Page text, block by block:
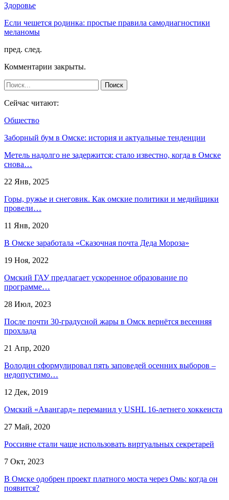
Здоровье
Если чешется родинка: простые правила самодиагностики
меланомы
пред. след.
Комментарии закрыты.
Сейчас читают:
Общество
Заборный бум в Омске: история и актуальные тенденции
Метель надолго не задержится: стало известно, когда в Омске
снова…
22 Янв, 2025
Горы, ружье и снеговик. Как омские политики и медийщики
провели…
11 Янв, 2020
В Омске заработала «Сказочная почта Деда Мороза»
19 Ноя, 2022
Омский ГАУ предлагает ускоренное образование по
программе…
28 Июл, 2023
После почти 30-градусной жары в Омск вернётся весенняя
прохлада
21 Апр, 2020
Володин сформулировал пять заповедей осенних выборов –
недопустимо…
12 Дек, 2019
Омский «Авангард» переманил у USHL 16-летнего хоккеиста
27 Май, 2020
Россияне стали чаще использовать виртуальных секретарей
7 Окт, 2023
В Омске одобрен проект платного моста через Омь: когда он
появится?